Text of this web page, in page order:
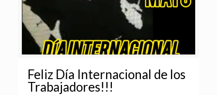
Feliz Día Internacional de los
Trabajadores!!!